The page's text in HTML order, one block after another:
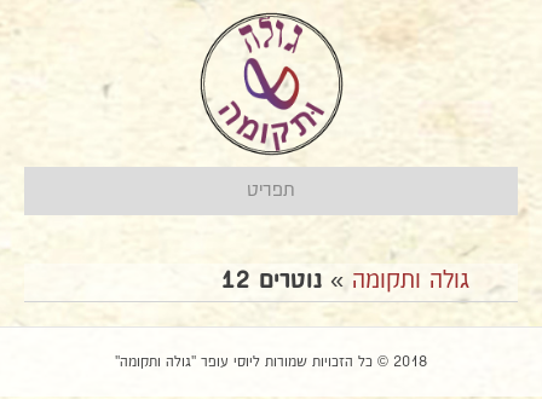
תפריט
גולה ותקומה » נוטרים 12
2018 © כל הזכויות שמורות ליוסי עופר "גולה ותקומה"